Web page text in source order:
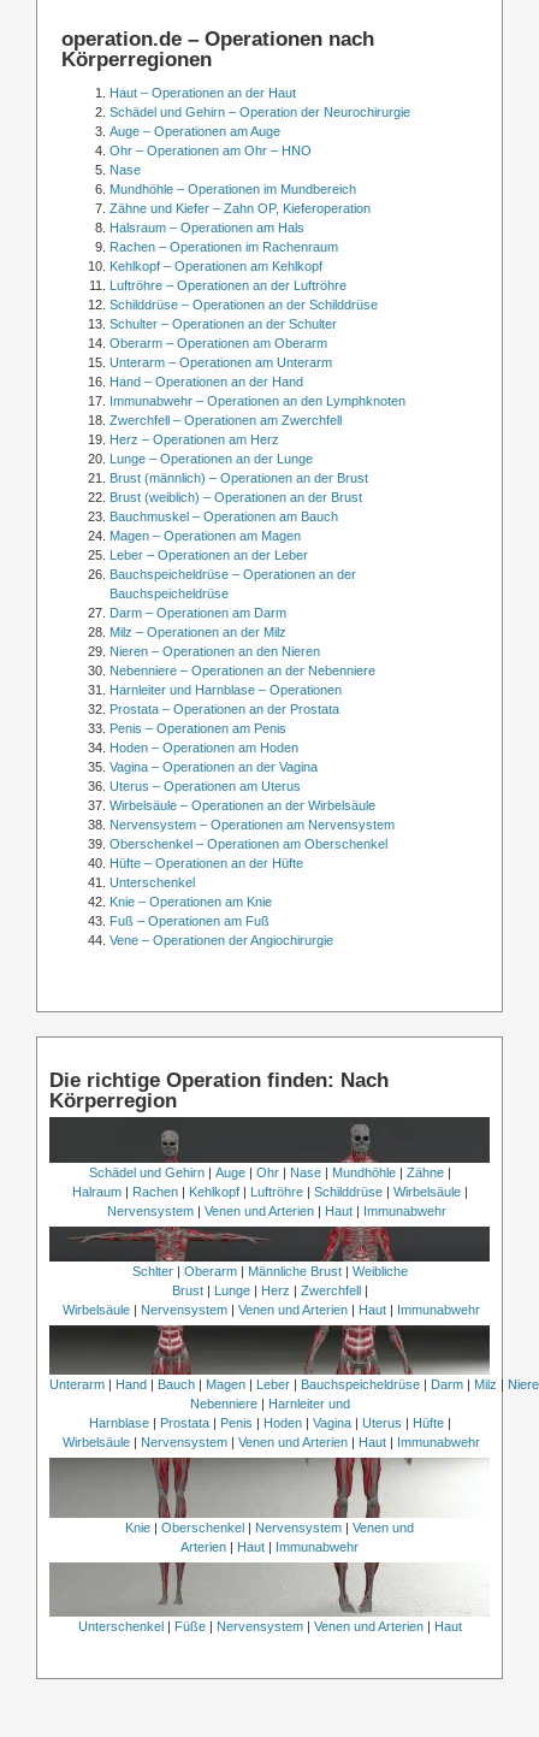
operation.de – Operationen nach
Körperregionen
Haut – Operationen an der Haut
Schädel und Gehirn – Operation der Neurochirurgie
Auge – Operationen am Auge
Ohr – Operationen am Ohr – HNO
Nase
Mundhöhle – Operationen im Mundbereich
Zähne und Kiefer – Zahn OP, Kieferoperation
Halsraum – Operationen am Hals
Rachen – Operationen im Rachenraum
Kehlkopf – Operationen am Kehlkopf
Luftröhre – Operationen an der Luftröhre
Schilddrüse – Operationen an der Schilddrüse
Schulter – Operationen an der Schulter
Oberarm – Operationen am Oberarm
Unterarm – Operationen am Unterarm
Hand – Operationen an der Hand
Immunabwehr – Operationen an den Lymphknoten
Zwerchfell – Operationen am Zwerchfell
Herz – Operationen am Herz
Lunge – Operationen an der Lunge
Brust (männlich) – Operationen an der Brust
Brust (weiblich) – Operationen an der Brust
Bauchmuskel – Operationen am Bauch
Magen – Operationen am Magen
Leber – Operationen an der Leber
Bauchspeicheldrüse – Operationen an der
Bauchspeicheldrüse
Darm – Operationen am Darm
Milz – Operationen an der Milz
Nieren – Operationen an den Nieren
Nebenniere – Operationen an der Nebenniere
Harnleiter und Harnblase – Operationen
Prostata – Operationen an der Prostata
Penis – Operationen am Penis
Hoden – Operationen am Hoden
Vagina – Operationen an der Vagina
Uterus – Operationen am Uterus
Wirbelsäule – Operationen an der Wirbelsäule
Nervensystem – Operationen am Nervensystem
Oberschenkel – Operationen am Oberschenkel
Hüfte – Operationen an der Hüfte
Unterschenkel
Knie – Operationen am Knie
Fuß – Operationen am Fuß
Vene – Operationen der Angiochirurgie
Die richtige Operation finden: Nach
Körperregion
Schädel und Gehirn| Auge| Ohr| Nase| Mundhöhle| Zähne|
Halraum| Rachen| Kehlkopf| Luftröhre| Schilddrüse| Wirbelsäule|
Nervensystem | Venen und Arterien | Haut | Immunabwehr
Schlter| Oberarm| Männliche Brust| Weibliche
Brust| Lunge| Herz | Zwerchfell|
Wirbelsäule | Nervensystem | Venen und Arterien | Haut | Immunabwehr
Unterarm| Hand| Bauch| Magen| Leber| Bauchspeicheldrüse| Darm| Milz |
Nebenniere| Harnleiter und
Harnblase| Prostata| Penis | Hoden| Vagina| Uterus | Hüfte|
Wirbelsäule | Nervensystem | Venen und Arterien | Haut | Immunabwehr
Knie Oberschenkel Nervensystem
Venen und
Arterien
Haut Immunabwehr
Unterschenkel Füße| Nervensystem| Venen und Arterien| Haut